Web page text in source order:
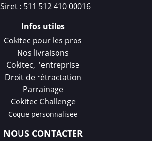
Siret : 511 512 410 00016
Infos utiles
Cokitec pour les pros
Nos livraisons
Cokitec, l'entreprise
Droit de rétractation
Parrainage
Cokitec Challenge
Coque personnalisee
NOUS CONTACTER